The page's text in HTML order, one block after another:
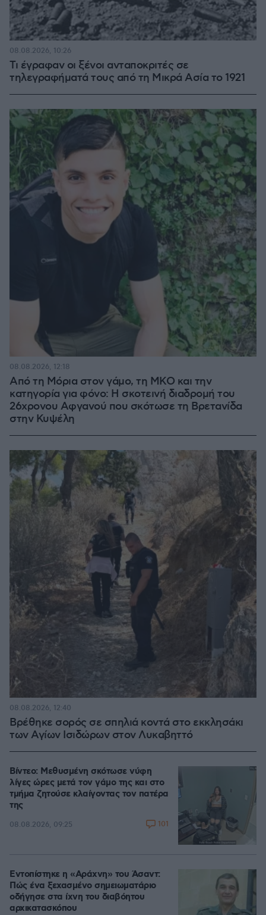
Τι έγραφαν οι ξένοι ανταποκριτές σε
τηλεγραφήματά τους από τη Μικρά Ασία το 1921
08.08.2026, 10:26
Από τη Μόρια στον γάμο, τη ΜΚΟ και την
κατηγορία για φόνο: Η σκοτεινή διαδρομή του
26χρονου Αφγανού που σκότωσε τη Βρετανίδα
στην Κυψέλη
08.08.2026, 12:18
Βρέθηκε σορός σε σπηλιά κοντά στο εκκλησάκι
των Αγίων Ισιδώρων στον Λυκαβηττό
08.08.2026, 12:40
Βίντεο: Μεθυσμένη σκότωσε νύφη
λίγες ώρες μετά τον γάμο της και στο
τμήμα ζητούσε κλαίγοντας τον πατέρα
της
08.08.2026, 09:25 101
Εντοπίστηκε η «Αράχνη» του Άσαντ:
Πώς ένα ξεχασμένο σημειωματάριο
οδήγησε στα ίχνη του διαβόητου
αρχικατασκόπου